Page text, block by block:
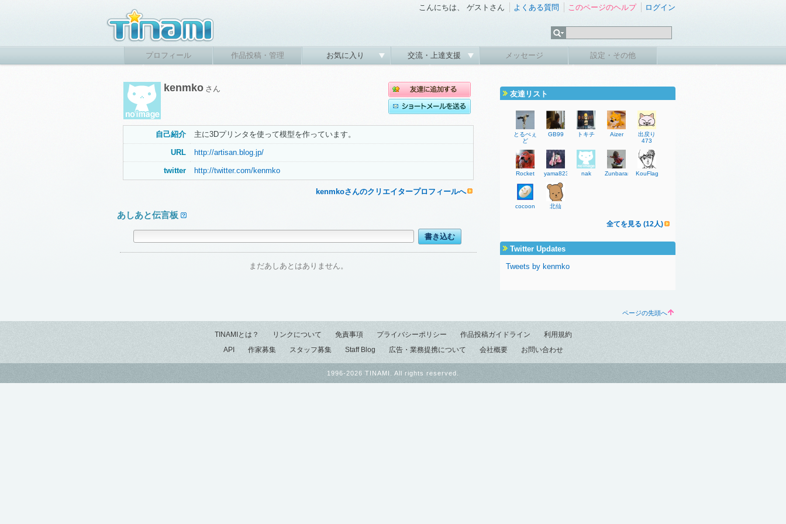
こんにちは、 ゲストさん よくある質問 このページのヘルプ ログイン
プロフィール 作品投稿・管理 お気に入り 交流・上達支援 メッセージ 設定・その他
kenmko さん
自己紹介 主に3Dプリンタを使って模型を作っています。
URL http://artisan.blog.jp/
twitter http://twitter.com/kenmko
kenmkoさんのクリエイタープロフィールへ
あしあと伝言板
まだあしあとはありません。
友達リスト
とるぺぇ
ど
GB99 トキチ Aizer
出戻り
473
Rocket yama823 nak Zunbararin KouFlag
cocoon 北仙
全てを見る (12人)
Twitter Updates
Tweets by kenmko
ページの先頭へ
TINAMIとは？ リンクについて 免責事項 プライバシーポリシー 作品投稿ガイドライン
利用規約
API
作家募集 スタッフ募集 Staff Blog 広告・業務提携について 会社概要 お問い合わせ
1996-2026 TINAMI. All rights reserved.